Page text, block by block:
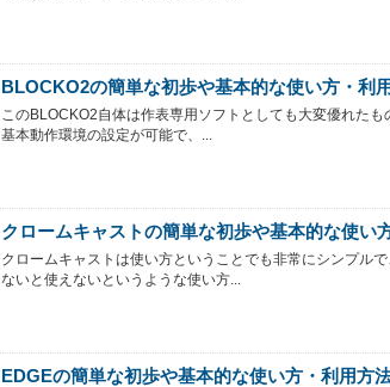
BLOCKO2の簡単な初歩や基本的な使い方・利
このBLOCKO2自体は作表専用ソフトとしても大変優れた
基本動作環境の設定が可能で、...
クロームキャストの簡単な初歩や基本的な使い
クロームキャストは使い方ということでも非常にシンプル
ないと使えないというような使い方...
EDGEの簡単な初歩や基本的な使い方・利用方